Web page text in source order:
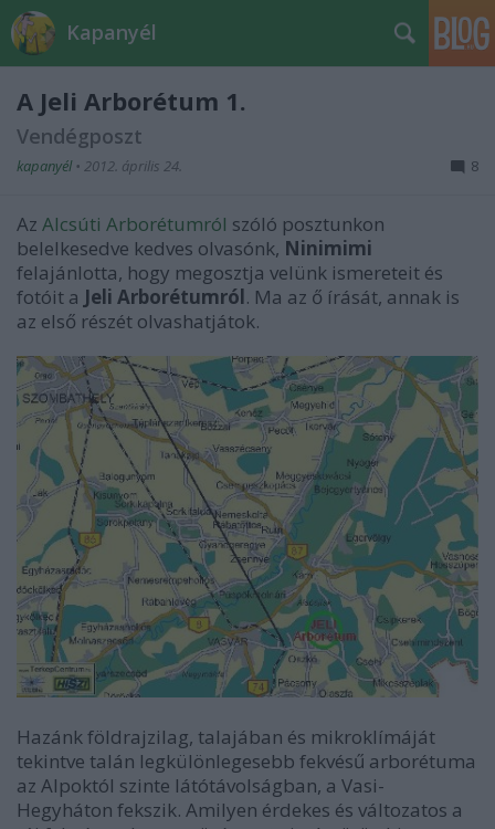
Kapanyél
A Jeli Arborétum 1.
Vendégposzt
kapanyél • 2012. április 24. 8
Az Alcsúti Arborétumról szóló posztunkon
belelkesedve kedves olvasónk, Ninimimi
felajánlotta, hogy megosztja velünk ismereteit és
fotóit a Jeli Arborétumról. Ma az ő írását, annak is
az első részét olvashatjátok.
Hazánk földrajzilag, talajában és mikroklímáját
tekintve talán legkülönlegesebb fekvésű arborétuma
az Alpoktól szinte látótávolságban, a Vasi-
Hegyháton fekszik. Amilyen érdekes és változatos a